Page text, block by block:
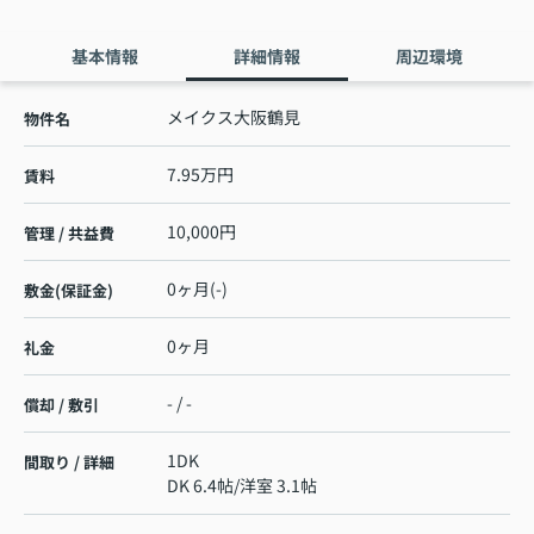
基本情報 詳細情報 周辺環境
物件名 メイクス大阪鶴見
賃料 7.95万円
管理 / 共益費 10,000円
敷金(保証金) 0ヶ月(-)
礼金 0ヶ月
償却 / 敷引 - / -
間取り / 詳細
1DK
DK 6.4帖/洋室 3.1帖